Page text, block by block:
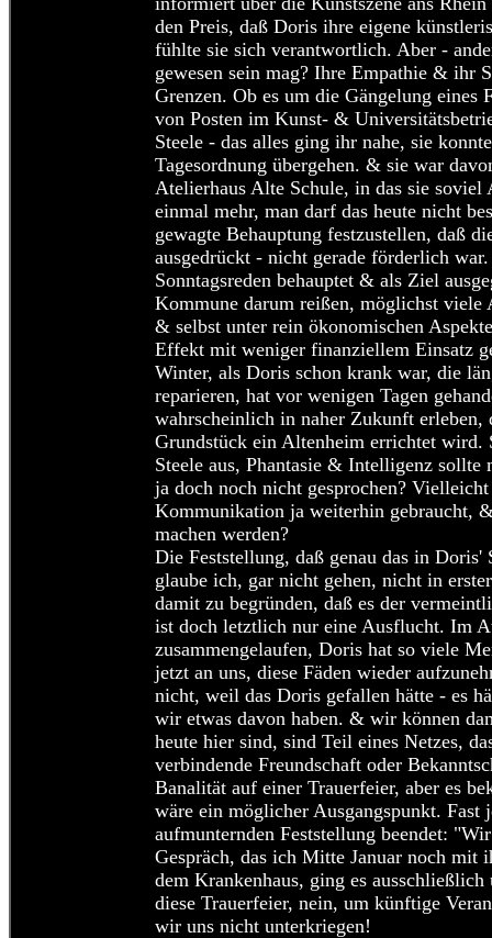
den Preis, daß Doris ihre eigene
fühlte sie sich verantwortlich. Aber -
gewesen sein mag? Ihre Empathie & ihr
Grenzen. Ob es um die Gängelung eines
von Posten im Kunst- &
Steele - das alles ging ihr nahe, sie
Tagesordnung übergehen. & sie war
Atelierhaus Alte Schule, in das sie
einmal mehr, man darf das heute nicht
gewagte Behauptung festzustellen, daß
ausgedrückt - nicht gerade förderlich
Sonntagsreden behauptet & als Ziel
Kommune darum reißen, möglichst viele
& selbst unter rein ökonomischen
Effekt mit weniger finanziellem Einsatz
Winter, als Doris schon krank war, die
reparieren, hat vor wenigen Tagen
wahrscheinlich in naher Zukunft
Grundstück ein Altenheim errichtet wird.
Steele aus, Phantasie & Intelligenz
ja doch noch nicht gesprochen?
Kommunikation ja weiterhin gebraucht,
machen werden?
Die Feststellung, daß genau das in
glaube ich, gar nicht gehen, nicht in
damit zu begründen, daß es der
ist doch letztlich nur eine Ausflucht. Im
zusammengelaufen, Doris hat so viele
jetzt an uns, diese Fäden wieder
nicht, weil das Doris gefallen hätte - es
wir etwas davon haben. & wir können
heute hier sind, sind Teil eines Netzes,
verbindende Freundschaft oder
Banalität auf einer Trauerfeier, aber es
wäre ein möglicher Ausgangspunkt. Fast
aufmunternden Feststellung beendet:
Gespräch, das ich Mitte Januar noch mit
dem Krankenhaus, ging es
diese Trauerfeier, nein, um künftige
wir uns nicht unterkriegen!